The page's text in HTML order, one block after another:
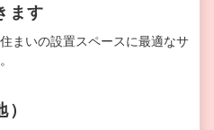
ます
まいの設置スペースに最適なサ